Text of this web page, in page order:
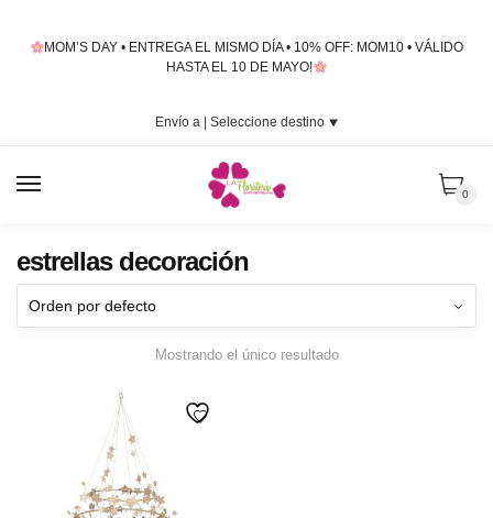
MOM’S DAY • ENTREGA EL MISMO DÍA • 10% OFF: MOM10 • VÁLIDO
HASTA EL 10 DE MAYO!
Envío a | Seleccione destino⯆
0
estrellas decoración
Mostrando el único resultado